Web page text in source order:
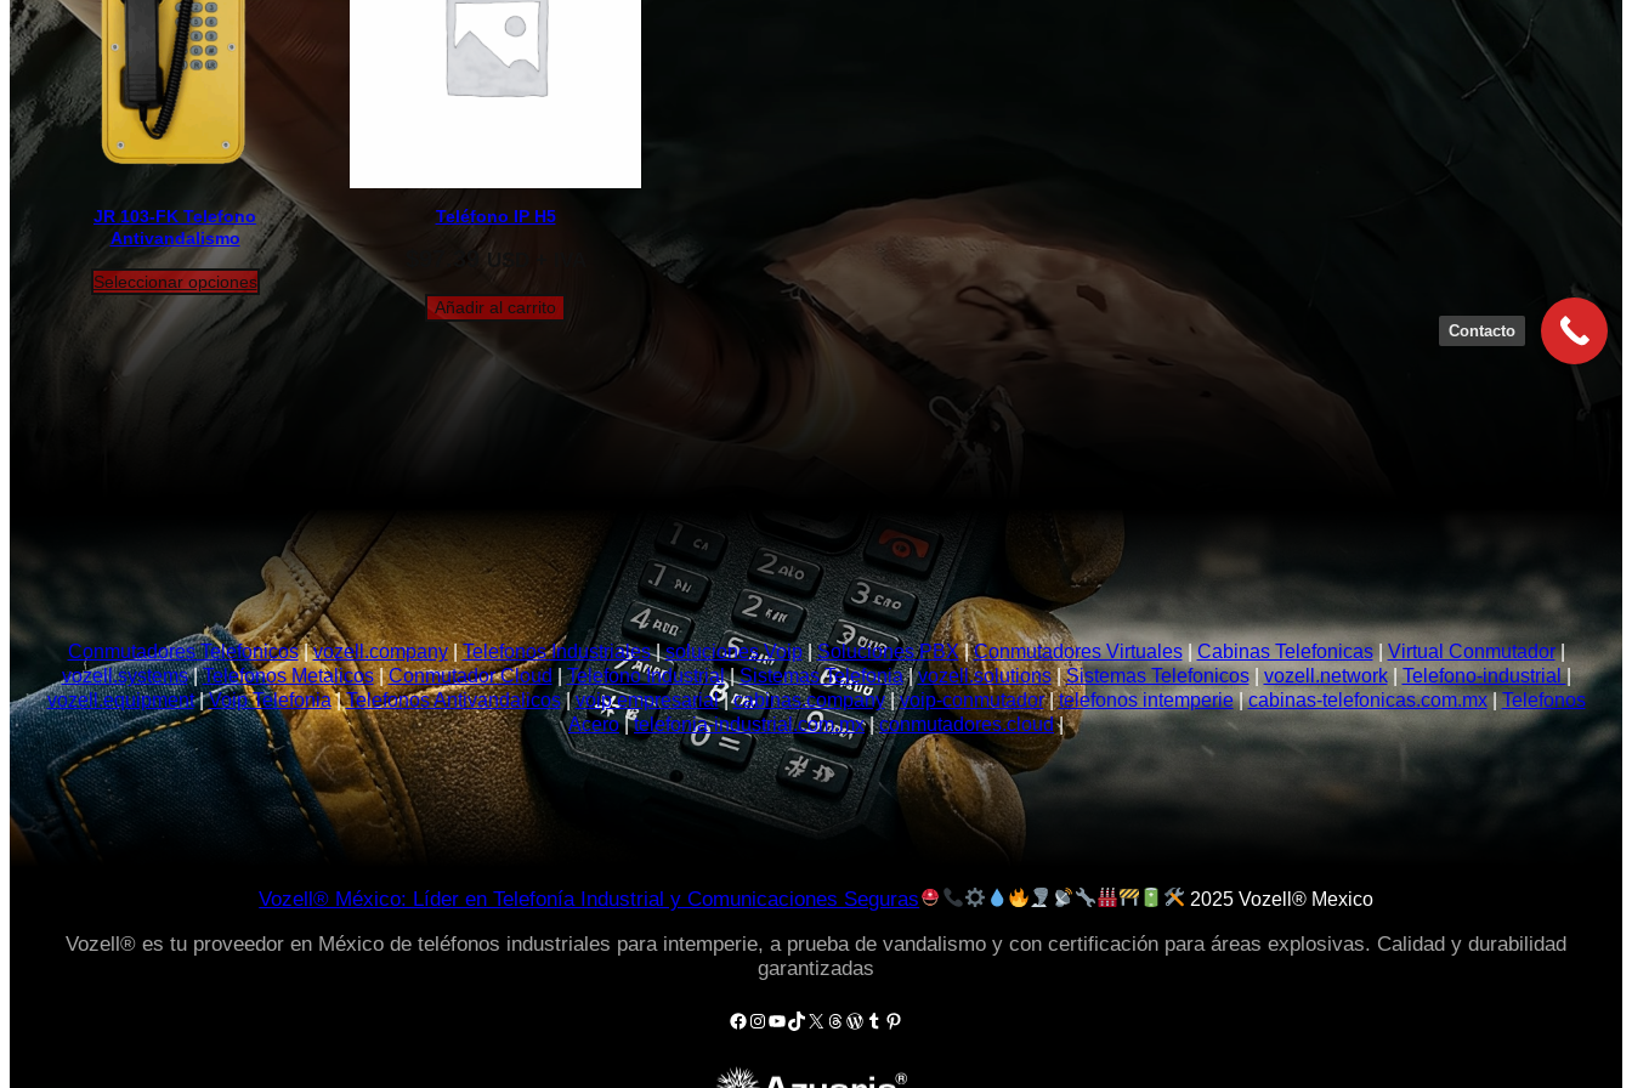
JR 103-FK Telefono
Antivandalismo
Seleccionar opciones
Teléfono IP H5
USD + IVA
Añadir al carrito
Conmutadores Telefonicos|vozell.company|Telefonos Industriales|soluciones Voip|Soluciones PBX|Conmutadores Virtuales|Cabinas Telefonicas| Virtual Conmutador|
vozell.systems|Telefonos Metalicos|Conmutador Cloud |Telefono Industrial|Sistemas Telefonia|vozell.solutions|Sistemas Telefonicos| vozell.network| Telefono-industrial|
vozell.equipment|Voip Telefonia|Telefonos Antivandalicos|voip empresarial|cabinas.company|voip-conmutador|telefonos intemperie|cabinas-telefonicas.com.mx|Telefonos
Acero|telefonia-industrial.com.mx|conmutadores.cloud|
Vozell® México: Líder en Telefonía Industrial y Comunicaciones Seguras 2025 Vozell® Mexico
Vozell® es tu proveedor en México de teléfonos industriales para intemperie, a prueba de vandalismo y con certificación para áreas explosivas. Calidad y durabilidad
garantizadas
Facebook Instagram YouTube TikTok X Threads WordPress Pinterest
Contacto